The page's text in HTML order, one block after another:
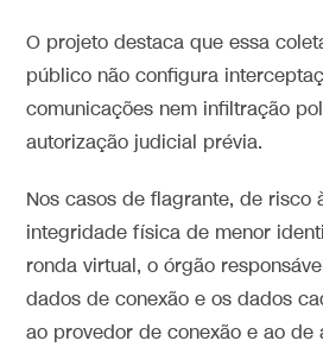
O projeto destaca que essa
público não configura
comunicações nem infiltração
autorização judicial prévia.
Nos casos de flagrante, de risco
integridade física de menor
ronda virtual, o órgão
dados de conexão e os dados
ao provedor de conexão e ao de